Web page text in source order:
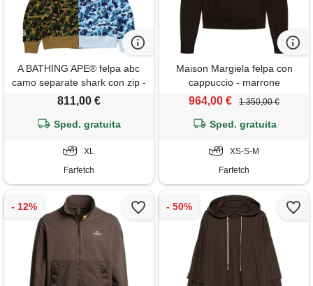
A BATHING APE® felpa abc
camo separate shark con zip -
verde
811,00 €
Sped. gratuita
XL
Farfetch
Maison Margiela felpa con
cappuccio - marrone
964,00 € 1.350,00 €
Sped. gratuita
XS-S-M
Farfetch